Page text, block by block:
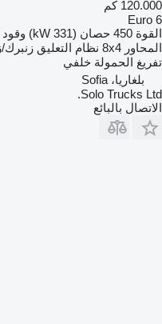
120.000 كم
Euro 6
القوة 450 حصان (331 kW) وقود
المحاور 8x4 نظام التعليق
تفريغ الحمولة خلفي
بلغاريا، Sofia
Solo Trucks Ltd.
الاتصال بالبائع